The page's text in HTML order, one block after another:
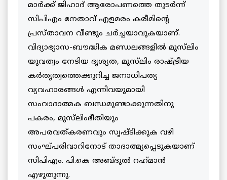
മാർക്ക് ജിഹാദ് ആരോപണത്തെ തുടര്‍ന്ന്
സിപിഎം നേതാവ് എളമരം കരീമിന്റെ
പ്രസ്താവന വീണ്ടും ചർച്ചയാവുകയാണ്.
വിദ്യാഭ്യാസ-ബൗദ്ധിക മണ്ഡലങ്ങളിൽ മുസ്‌ലിം
യുവത്വം നേടിയ ദൃശ്യത, മുസ്‌ലിം രാഷ്ട്രീയ
കർതൃത്വത്തെക്കുറിച്ച ജനാധിപത്യ
വ്യവഹാരങ്ങൾ എന്നിവയുമായി
സംവാദാത്മക ബന്ധമുണ്ടാക്കുന്നതിനു
പകരം, മുസ്‌ലിംഭീതിയും
അപരവത്കരണവും സൃഷ്ടിക്കുക വഴി
സംഘ്പരിവാറിനോട്‌ താദാത്മ്യപ്പെടുകയാണ്
സിപിഎം. പി.കെ അബ്ദുൽ റഹ്‌മാൻ
എഴുതുന്നു.